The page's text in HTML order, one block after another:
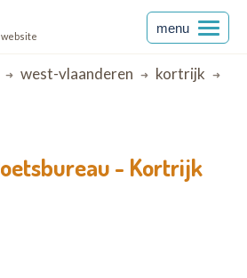
menu
west-vlaanderen kortrijk
- Kortrijk